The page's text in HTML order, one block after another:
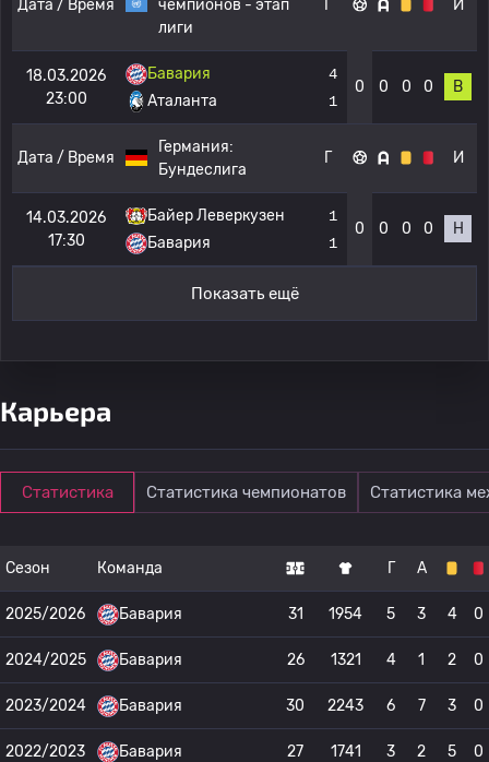
Дата / Время
чемпионов - этап
лиги
И
18.03.2026
23:00
Бавария
Аталанта
4
1
0 0 0 0 В
Дата / Время
Германия:
Бундеслига
Г И
14.03.2026
17:30
Байер Леверкузен
Бавария
1
1
0 0 0 0 Н
Показать ещё
Карьера
Статистика Статистика чемпионатов Статистика
Сезон Команда Г А
2025/2026 Бавария 31 1954 5 3 4 0
2024/2025 Бавария 26 1321 4 1 2 0
2023/2024 Бавария 30 2243 6 7 3 0
2022/2023 Бавария 27 1741 3 2 5 0